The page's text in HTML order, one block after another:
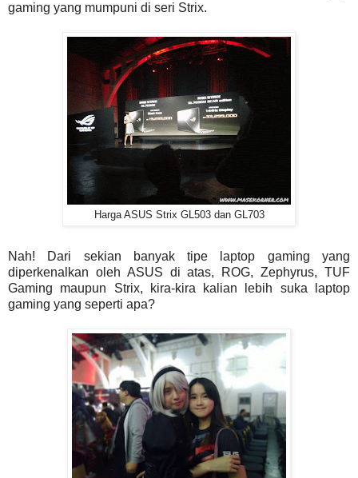
gaming yang mumpuni di seri Strix.
Harga ASUS Strix GL503 dan GL703
Nah! Dari sekian banyak tipe laptop gaming yang
diperkenalkan oleh ASUS di atas, ROG, Zephyrus, TUF
Gaming maupun Strix, kira-kira kalian lebih suka laptop
gaming yang seperti apa?